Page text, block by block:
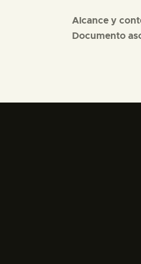
Alcance y
Documento